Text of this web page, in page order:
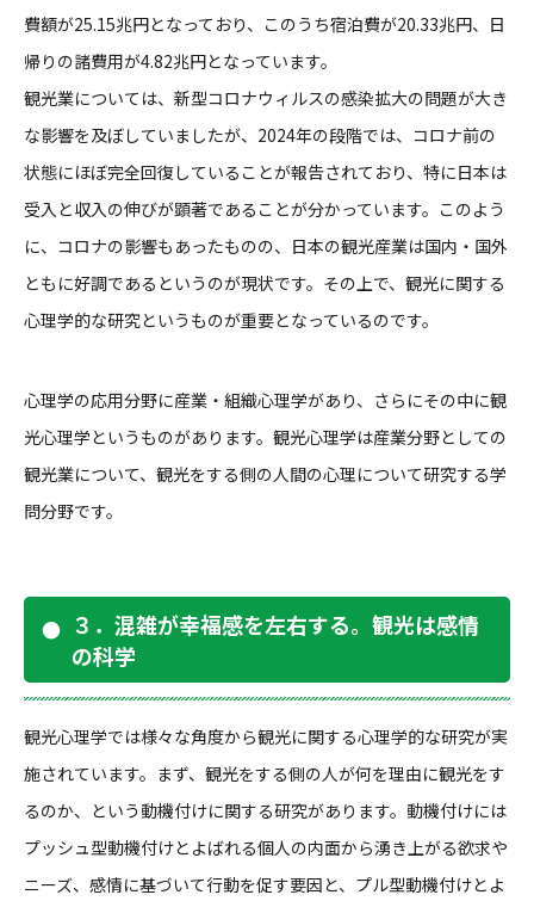
費額が25.15兆円となっており、このうち宿泊費が20.33兆円、日
帰りの諸費用が4.82兆円となっています。
観光業については、新型コロナウィルスの感染拡大の問題が大き
な影響を及ぼしていましたが、2024年の段階では、コロナ前の
状態にほぼ完全回復していることが報告されており、特に日本は
受入と収入の伸びが顕著であることが分かっています。このよう
に、コロナの影響もあったものの、日本の観光産業は国内・国外
ともに好調であるというのが現状です。その上で、観光に関する
心理学的な研究というものが重要となっているのです。
心理学の応用分野に産業・組織心理学があり、さらにその中に観
光心理学というものがあります。観光心理学は産業分野としての
観光業について、観光をする側の人間の心理について研究する学
問分野です。
３．混雑が幸福感を左右する。観光は感情
の科学
観光心理学では様々な角度から観光に関する心理学的な研究が実
施されています。まず、観光をする側の人が何を理由に観光をす
るのか、という動機付けに関する研究があります。動機付けには
プッシュ型動機付けとよばれる個人の内面から湧き上がる欲求や
ニーズ、感情に基づいて行動を促す要因と、プル型動機付けとよ